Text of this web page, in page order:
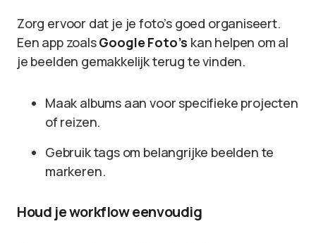
Zorg ervoor dat je je foto’s goed organiseert.
Een app zoalsGoogle Foto’s kan helpen om al
je beelden gemakkelijk terug te vinden.
Maak albums aan voor specifieke projecten
of reizen.
Gebruik tags om belangrijke beelden te
markeren.
Houd je workflow eenvoudig